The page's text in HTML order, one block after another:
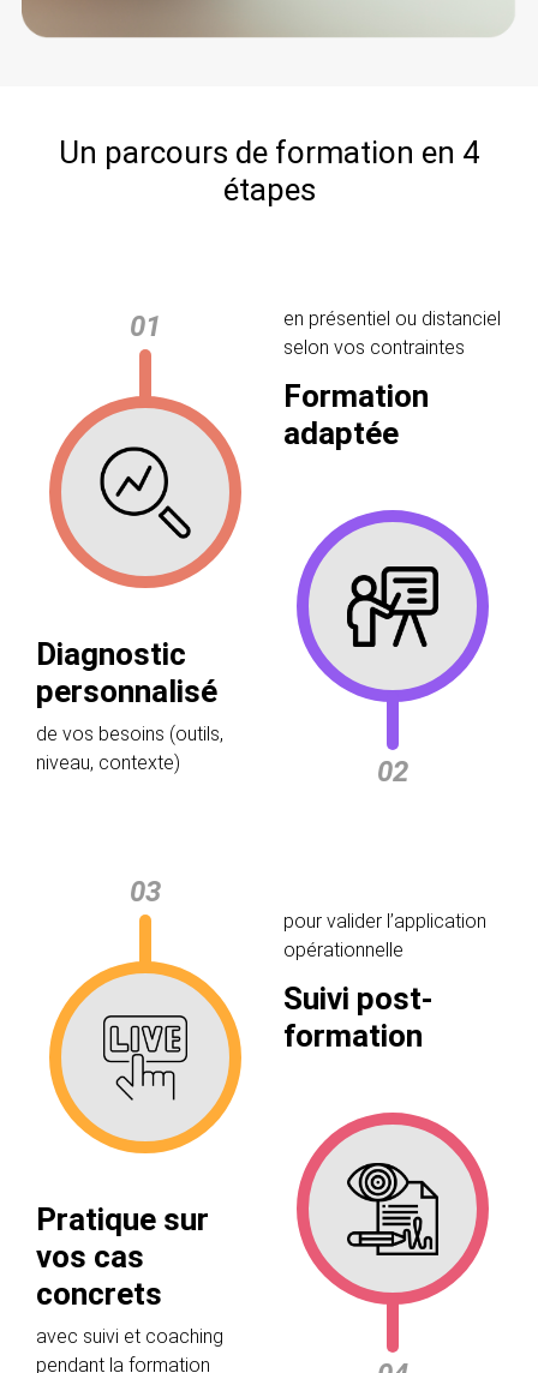
Un parcours de formation en 4
étapes
01
Diagnostic
personnalisé
de vos besoins (outils,
niveau, contexte)
02
Formation
adaptée
en présentiel ou distanciel
selon vos contraintes
03
Pratique sur
vos cas
concrets
avec suivi et coaching
pendant la formation
Suivi post-
formation
pour valider l’application
opérationnelle